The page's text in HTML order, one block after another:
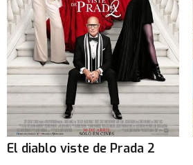
El diablo viste de Prada 2